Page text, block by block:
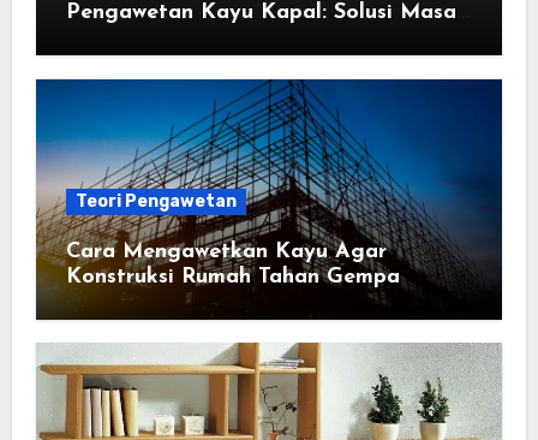
Pengawetan Kayu Kapal: Solusi Masa
Teori Pengawetan
Cara Mengawetkan Kayu Agar
Konstruksi Rumah Tahan Gempa